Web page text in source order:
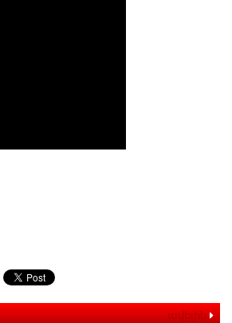
ավելին